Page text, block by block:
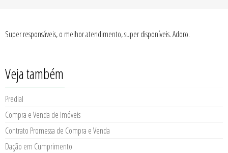
Super responsáveis, o melhor atendimento, super disponíveis. Adoro.
Veja também
Predial
Compra e Venda de Imóveis
Contrato Promessa de Compra e Venda
Dação em Cumprimento